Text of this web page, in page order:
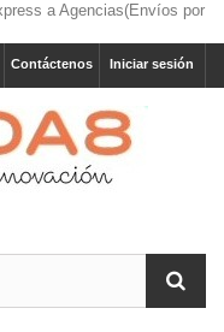
Iniciar sesión
Contáctenos